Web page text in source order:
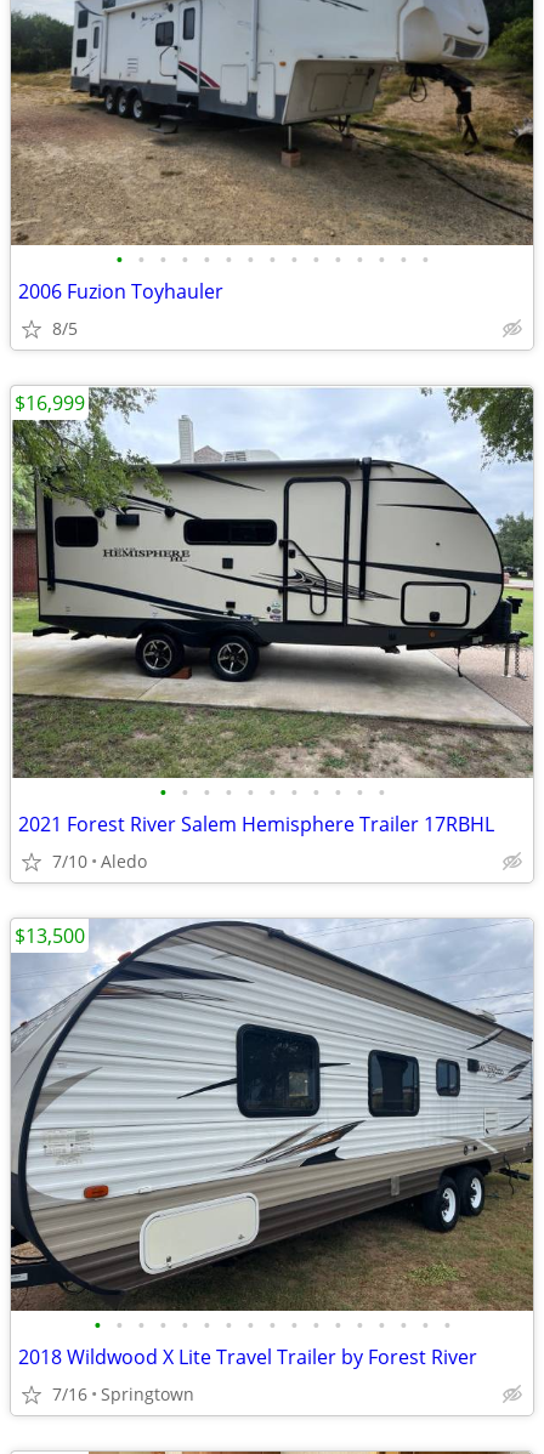
• • • • • • • • • • • • • • •
2006 Fuzion Toyhauler
8/5
• • • • • • • • • • •
2021 Forest River Salem Hemisphere Trailer 17RBHL
7/10 Aledo
$16,999
• • • • • • • • • • • • • • • • •
2018 Wildwood X Lite Travel Trailer by Forest River
7/16 Springtown
$13,500